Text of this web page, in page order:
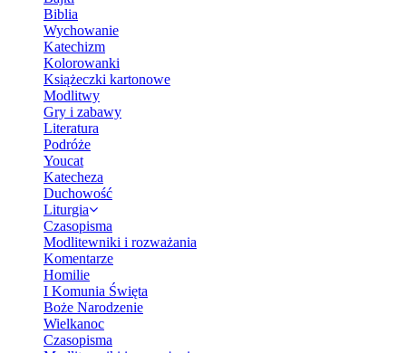
Biblia
Wychowanie
Katechizm
Kolorowanki
Książeczki kartonowe
Modlitwy
Gry i zabawy
Literatura
Podróże
Youcat
Katecheza
Duchowość
Liturgia
Czasopisma
Modlitewniki i rozważania
Komentarze
Homilie
I Komunia Święta
Boże Narodzenie
Wielkanoc
Czasopisma